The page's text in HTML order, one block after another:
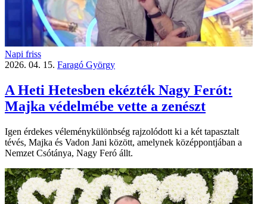
Napi friss
2026. 04. 15. Faragó György
A Heti Hetesben ekézték Nagy Ferót:
Majka védelmébe vette a zenészt
Igen érdekes véleménykülönbség rajzolódott ki a két tapasztalt
tévés, Majka és Vadon Jani között, amelynek középpontjában a
Nemzet Csótánya, Nagy Feró állt.